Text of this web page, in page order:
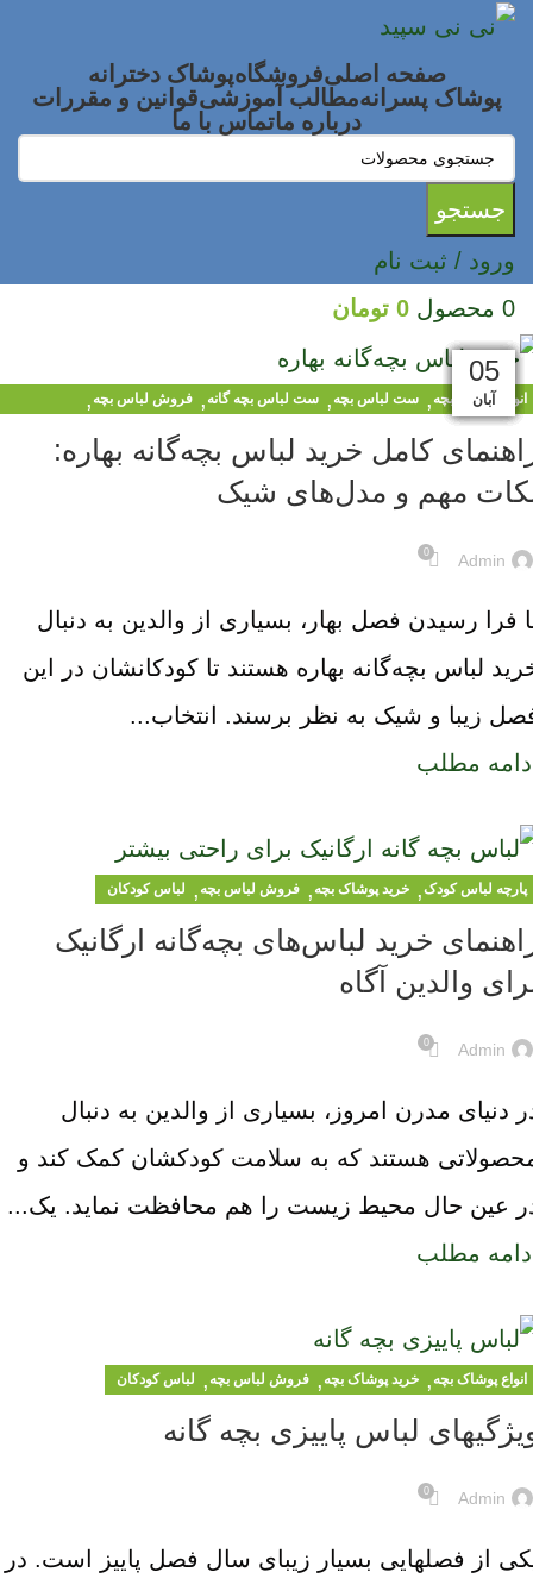
صفحه اصلیفروشگاهپوشاک دخترانه
پوشاک پسرانهمطالب آموزشیقوانین و مقررات
درباره ماتماس با ما
جستجو
ورود / ثبت نام
0 محصول 0 تومان
05
بهمن
انواع پوشاک بچه , ست لباس بچه , ست لباس بچه گانه , فروش لباس بچه ,
لباس کودکان
کامل خرید لباس بچه‌گانه بهاره:
مهم و مدل‌های شیک
Admin
0
فرا رسیدن فصل بهار، بسیاری از والدین به دنبال
لباس بچه‌گانه بهاره هستند تا کودکانشان در این
زیبا و شیک به نظر برسند. انتخاب...
مطلب
07
دی
پارچه لباس کودک, خرید پوشاک بچه , فروش لباس بچه , لباس کودکان
خرید لباس‌های بچه‌گانه ارگانیک
والدین آگاه
Admin
0
دنیای مدرن امروز، بسیاری از والدین به دنبال
هستند که به سلامت کودکشان کمک کند و
عین حال محیط زیست را هم محافظت نماید. یک...
مطلب
05
مهر
انواع پوشاک بچه , خرید پوشاک بچه , فروش لباس بچه , لباس کودکان
لباس پاییزی بچه گانه
Admin
0
از فصلهایی بسیار زیبای سال فصل پاییز است. در
02
شهریور
01
تیر
06
اردیبهشت
03
اسفند
05
بهمن
08
دی
05
آبان